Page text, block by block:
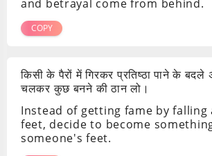
and betrayal come from behind.
COPY
किसी के पैरों में गिरकर प्रतिष्ठा पाने के बदले
चलकर कुछ बनने की ठान लो।
Instead of getting fame by falling
feet, decide to become
someone's feet.